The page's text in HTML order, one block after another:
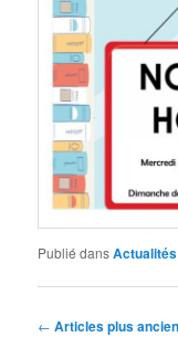
Publié dansActualités
Navigation
← Articles plus